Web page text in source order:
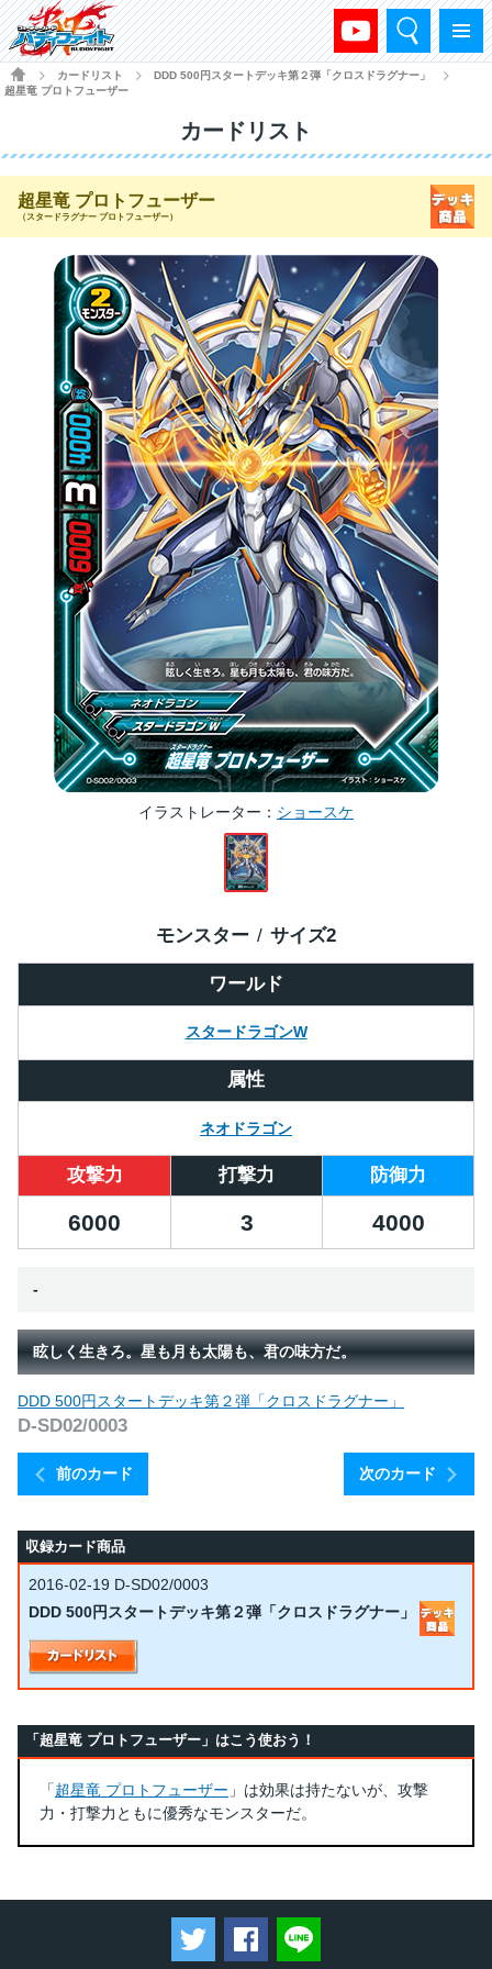
メニュー
検索
HOME
カードリスト DDD 500円スタートデッキ第２弾「クロスドラグナー」
超星竜 プロトフューザー
カードリスト
超星竜 プロトフューザー
（スタードラグナー プロトフューザー）
イラストレーター ショースケ
ワールド
スタードラゴンW
モンスター サイズ2
属性
ネオドラゴン
攻撃力 打撃力 防御力
6000 3 4000
-
眩しく生きろ。星も月も太陽も、君の味方だ。
前のカード
DDD 500円スタートデッキ第２弾「クロスドラグナー」
D-SD02/0003
次のカード
収録カード商品
2016-02-19 D-SD02/0003
DDD 500円スタートデッキ第２弾「クロスドラグナー」
「超星竜 プロトフューザー」はこう使おう！
「超星竜 プロトフューザー 」は効果は持たないが、攻撃
力・打撃力ともに優秀なモンスターだ。
ツイートするFacebookでシェアする